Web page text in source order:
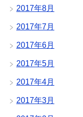
2017年8月
2017年7月
2017年6月
2017年5月
2017年4月
2017年3月